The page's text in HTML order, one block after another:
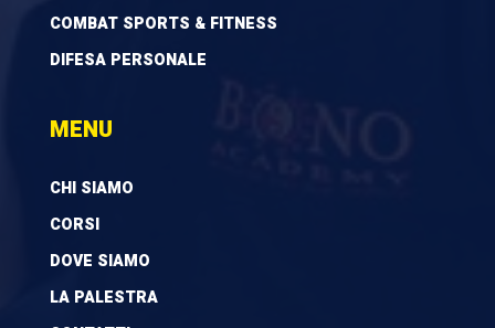
COMBAT SPORTS & FITNESS
DIFESA PERSONALE
MENU
CHI SIAMO
CORSI
DOVE SIAMO
LA PALESTRA